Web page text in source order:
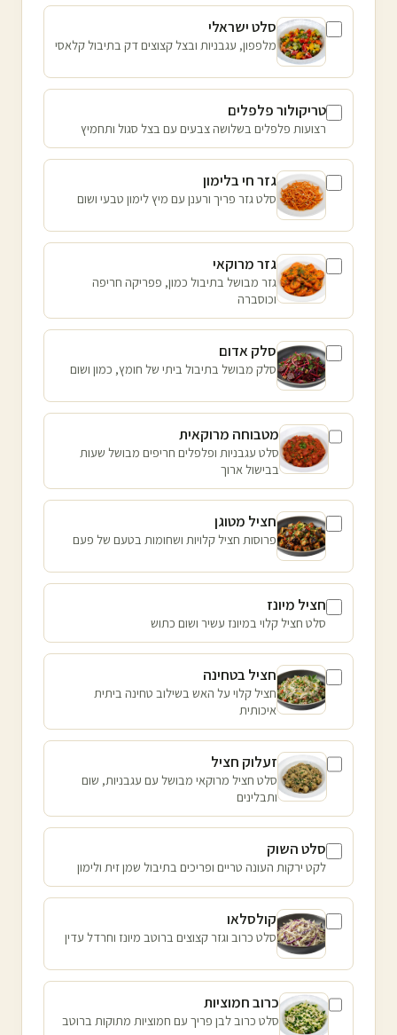
סלט ישראלי
מלפפון, עגבניות ובצל קצוצים דק בתיבול קלאסי
טריקולור פלפלים
רצועות פלפלים בשלושה צבעים עם בצל סגול ותחמיץ
גזר חי בלימון
סלט גזר פריך ורענן עם מיץ לימון טבעי ושום
גזר מרוקאי
גזר מבושל בתיבול כמון, פפריקה חריפה
וכוסברה
סלק אדום
סלק מבושל בתיבול ביתי של חומץ, כמון ושום
מטבוחה מרוקאית
סלט עגבניות ופלפלים חריפים מבושל שעות
בבישול ארוך
חציל מטוגן
פרוסות חציל קלויות ושחומות בטעם של פעם
חציל מיונז
סלט חציל קלוי במיונז עשיר ושום כתוש
חציל בטחינה
חציל קלוי על האש בשילוב טחינה ביתית
איכותית
זעלוק חציל
סלט חציל מרוקאי מבושל עם עגבניות, שום
ותבלינים
סלט השוק
לקט ירקות העונה טריים ופריכים בתיבול שמן זית ולימון
קולסלאו
סלט כרוב וגזר קצוצים ברוטב מיונז וחרדל עדין
כרוב חמוציות
סלט כרוב לבן פריך עם חמוציות מתוקות ברוטב